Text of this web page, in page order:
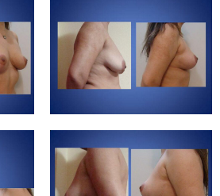
Op 1:06
after op interview 1:16